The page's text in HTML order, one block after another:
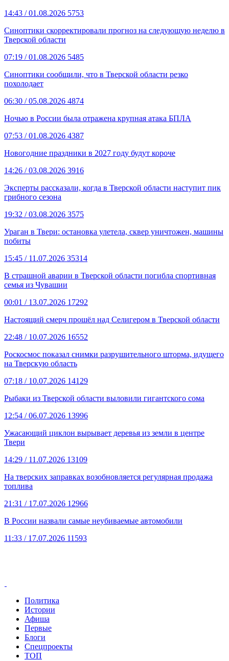
14:43 / 01.08.2026 5753
Синоптики скорректировали прогноз на следующую неделю в
Тверской области
07:19 / 01.08.2026 5485
Синоптики сообщили, что в Тверской области резко
похолодает
06:30 / 05.08.2026 4874
Ночью в России была отражена крупная атака БПЛА
07:53 / 01.08.2026 4387
Новогодние праздники в 2027 году будут короче
14:26 / 03.08.2026 3916
Эксперты рассказали, когда в Тверской области наступит пик
грибного сезона
19:32 / 03.08.2026 3575
Ураган в Твери: остановка улетела, сквер уничтожен, машины
побиты
15:45 / 11.07.2026 35314
В страшной аварии в Тверской области погибла спортивная
семья из Чувашии
00:01 / 13.07.2026 17292
Настоящий смерч прошёл над Селигером в Тверской области
22:48 / 10.07.2026 16552
Роскосмос показал снимки разрушительного шторма, идущего
на Тверскую область
07:18 / 10.07.2026 14129
Рыбаки из Тверской области выловили гигантского сома
12:54 / 06.07.2026 13996
Ужасающий циклон вырывает деревья из земли в центре
Твери
14:29 / 11.07.2026 13109
На тверских заправках возобновляется регулярная продажа
топлива
21:31 / 17.07.2026 12966
В России назвали самые неубиваемые автомобили
11:33 / 17.07.2026 11593
Политика
Истории
Афиша
Первые
Блоги
Спецпроекты
ТОП